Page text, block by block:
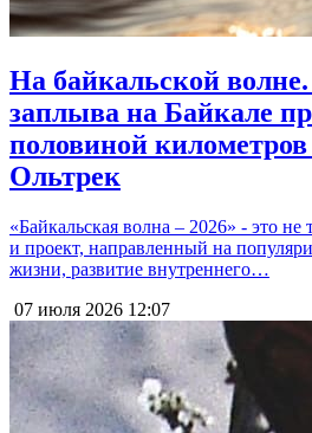
На байкальской
заплыва на Байкале
половиной километров
Ольтрек
«Байкальская волна – 2026» - это не
и проект, направленный на
жизни, развитие внутреннего…
07 июля 2026 12:07